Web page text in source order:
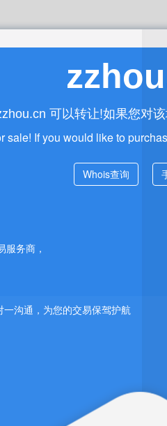
可以转让!如果您对
sale! If you would like to
Whois查询
服务商，
沟通，为您的交易保驾护航